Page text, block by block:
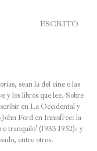
sean la del cine o las
y los libros que lee. Sobre
en La Occidental y
John Ford en Innisfree: la
tranquilo' (1933-1952)» y
entre otros.